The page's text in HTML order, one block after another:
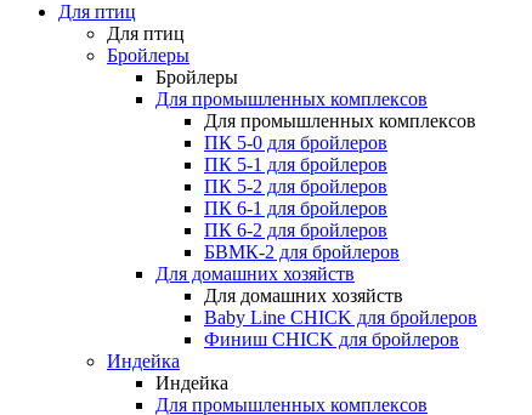
Для птиц
Для птиц
Бройлеры
Бройлеры
Для промышленных комплексов
Для промышленных комплексов
ПК 5-0 для бройлеров
ПК 5-1 для бройлеров
ПК 5-2 для бройлеров
ПК 6-1 для бройлеров
ПК 6-2 для бройлеров
БВМК-2 для бройлеров
Для домашних хозяйств
Для домашних хозяйств
Baby Line CHICK для бройлеров
Финиш CHICK для бройлеров
Индейка
Индейка
Для промышленных комплексов